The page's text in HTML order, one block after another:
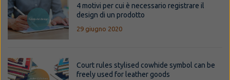
4 motivi per cui è necessario registrare il
design di un prodotto
29 giugno 2020
Court rules stylised cowhide symbol can be
freely used for leather goods